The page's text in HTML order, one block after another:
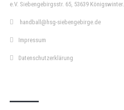
e.V. Siebengebirgsstr. 65, 53639 Königswinter.
handball@hsg-siebengebirge.de
Impressum
Datenschutzerklärung